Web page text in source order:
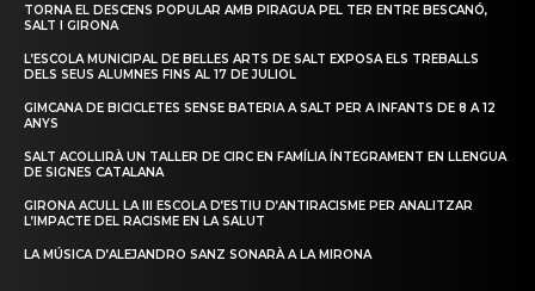
TORNA EL DESCENS POPULAR AMB PIRAGUA PEL TER ENTRE BESCANÓ,
SALT I GIRONA
L’ESCOLA MUNICIPAL DE BELLES ARTS DE SALT EXPOSA ELS TREBALLS
DELS SEUS ALUMNES FINS AL 17 DE JULIOL
GIMCANA DE BICICLETES SENSE BATERIA A SALT PER A INFANTS DE 8 A 12
ANYS
SALT ACOLLIRÀ UN TALLER DE CIRC EN FAMÍLIA ÍNTEGRAMENT EN LLENGUA
DE SIGNES CATALANA
GIRONA ACULL LA III ESCOLA D’ESTIU D’ANTIRACISME PER ANALITZAR
L’IMPACTE DEL RACISME EN LA SALUT
LA MÚSICA D’ALEJANDRO SANZ SONARÀ A LA MIRONA